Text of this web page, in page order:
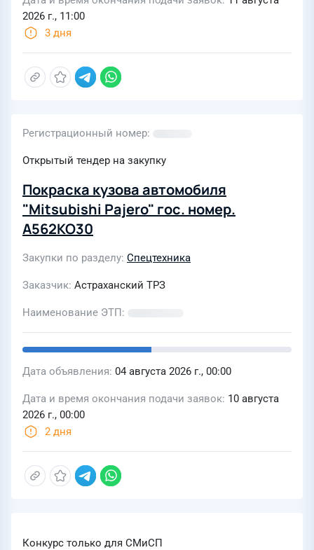
2026 г., 11:00
3 дня
Регистрационный номер
Открытый тендер на закупку
Покраска кузова автомобиля
"Mitsubishi Pajero" гос. номер.
А562КО30
Закупки по разделу Спецтехника
Заказчик Астраханский ТРЗ
Наименование ЭТП
Дата объявления 04 августа 2026 г., 00:00
Дата и время окончания подачи заявок 10 августа
2026 г., 00:00
2 дня
Конкурс только для СМиСП